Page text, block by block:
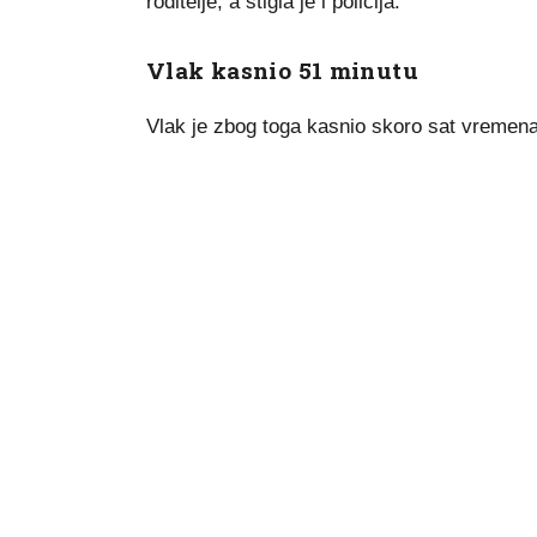
Vlak kasnio 51 minutu
Vlak je zbog toga kasnio skoro sat